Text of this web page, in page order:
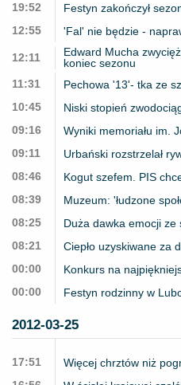
19:52
Festyn zakończył
12:55
'Fal' nie będzie -
12:11
Edward Mucha
koniec sezonu
11:31
Pechowa '13'- tka ze
10:45
Niski stopień
09:16
Wyniki memoriału im.
09:11
Urbański rozstrzelał
08:46
Kogut szefem. PIS
08:39
Muzeum: 'łudzone
08:25
Duża dawka emocji ze
08:21
Ciepło uzyskiwane za
00:00
Konkurs na
00:00
Festyn rodzinny w
2012-03-25
17:51
Więcej chrztów niż